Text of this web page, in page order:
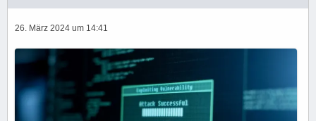
26. März 2024 um 14:41